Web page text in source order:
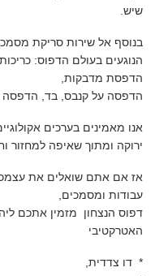
שיש.
בנוסף אל שירות סריקת
הנוגעים בעולם הדפוס:
הדפסת מדבקות,
הדפסה על קנבס, בד, הדפסה
אנו מאמינים בערכים
ירוקה ומתוך שאיפה למחזור
אז אם אתם שואלים את
עבודות ומסמכים,
דפוס הנצחון מזמין אתכם
האטרקטיבי
* דו צדדית,